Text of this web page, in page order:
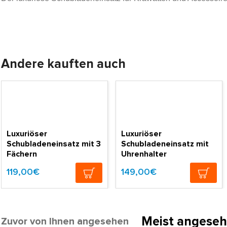
Andere kauften auch
Luxuriöser
Schubladeneinsatz mit 3
Fächern
119,00€
Luxuriöser
Schubladeneinsatz mit
Uhrenhalter
149,00€
Zuvor von Ihnen angesehen Meist